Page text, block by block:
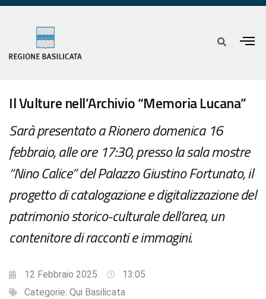
Il Vulture nell’Archivio “Memoria Lucana”
Sarà presentato a Rionero domenica 16
febbraio, alle ore 17:30, presso la sala mostre
“Nino Calice” del Palazzo Giustino Fortunato, il
progetto di catalogazione e digitalizzazione del
patrimonio storico-culturale dell’area, un
contenitore di racconti e immagini.
12 Febbraio 2025
13:05
Categorie: Qui Basilicata